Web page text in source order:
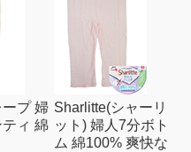
プ 婦
ティ 綿
Sharlitte(シャーリ
ット) 婦人7分ボト
ム 綿100% 爽快な